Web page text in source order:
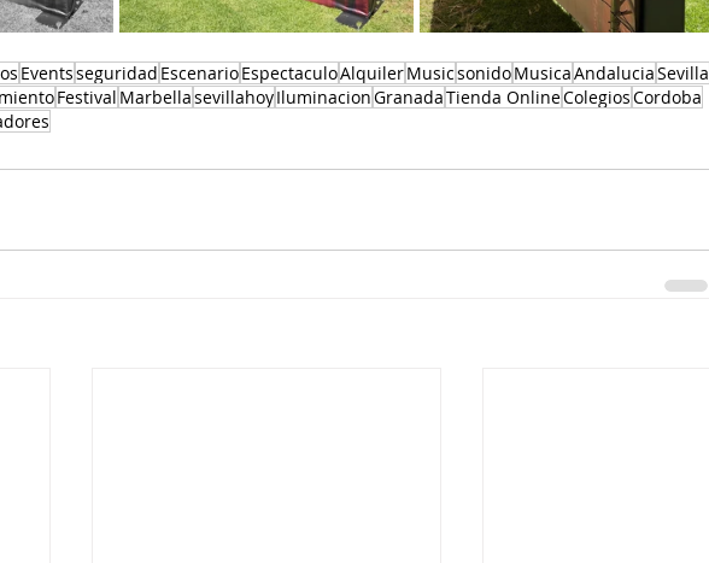
Eventsseguridad EscenarioEspectaculoAlquilerMusicsonidoMusicaAndaluciaSevilla
Festival MarbellasevillahoyIluminacionGranadaTienda OnlineColegiosCordoba